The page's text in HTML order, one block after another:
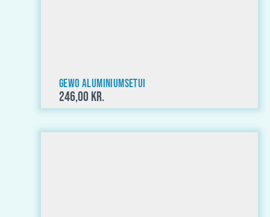
GEWO Aluminiumsetui
246,00 kr.